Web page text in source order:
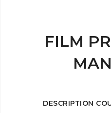
FILM
DESCRIPTION